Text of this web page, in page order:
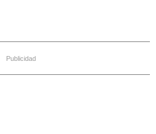
Publicidad